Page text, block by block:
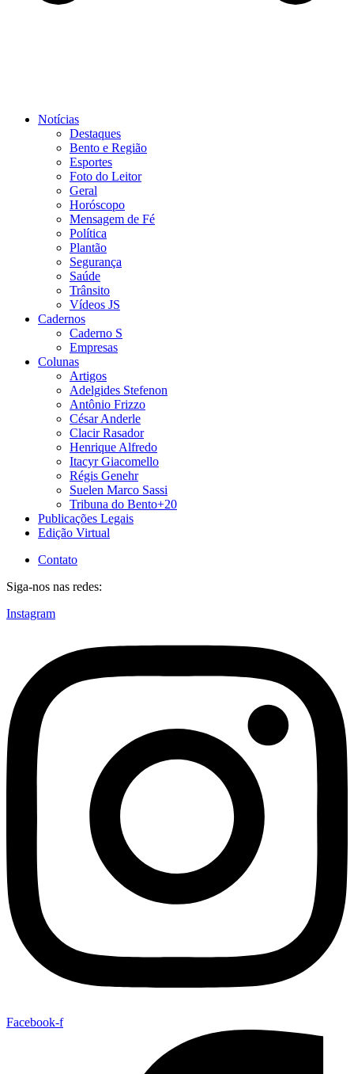
Notícias
Destaques
Bento e Região
Esportes
Foto do Leitor
Geral
Horóscopo
Mensagem de Fé
Política
Plantão
Segurança
Saúde
Trânsito
Vídeos JS
Cadernos
Caderno S
Empresas
Colunas
Artigos
Adelgides Stefenon
Antônio Frizzo
César Anderle
Clacir Rasador
Henrique Alfredo
Itacyr Giacomello
Régis Genehr
Suelen Marco Sassi
Tribuna do Bento+20
Publicações Legais
Edição Virtual
Contato
Siga-nos nas redes:
Instagram
Facebook-f